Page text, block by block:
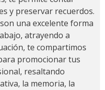
y preservar recuerdos.
una excelente forma
atrayendo a
te compartimos
promocionar tus
resaltando
la memoria, la